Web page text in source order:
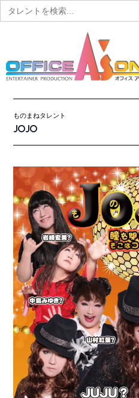
Search
for:
ものまねタレント
JOJO